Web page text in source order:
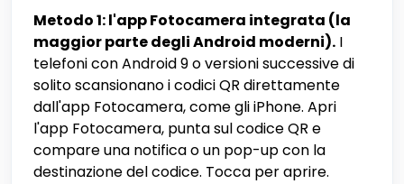
Metodo 1: l'app Fotocamera integrata (la
maggior parte degli Android moderni). I
telefoni con Android 9 o versioni successive di
solito scansionano i codici QR direttamente
dall'app Fotocamera, come gli iPhone. Apri
l'app Fotocamera, punta sul codice QR e
compare una notifica o un pop-up con la
destinazione del codice. Tocca per aprire.